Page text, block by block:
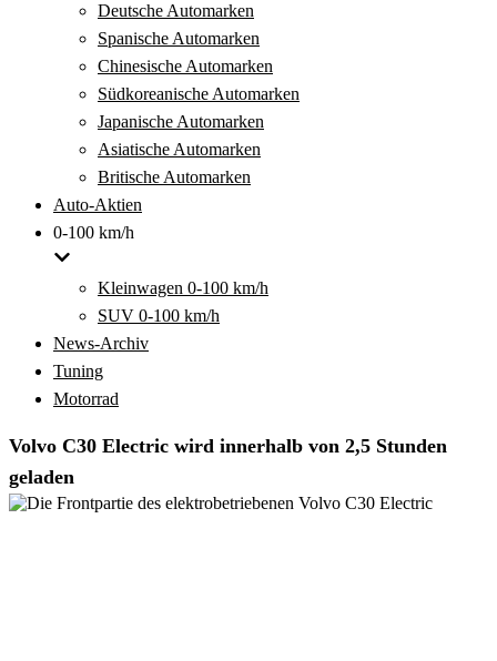
Deutsche Automarken
Spanische Automarken
Chinesische Automarken
Südkoreanische Automarken
Japanische Automarken
Asiatische Automarken
Britische Automarken
Auto-Aktien
0-100 km/h
Kleinwagen 0-100 km/h
SUV 0-100 km/h
News-Archiv
Tuning
Motorrad
Volvo C30 Electric wird innerhalb von 2,5 Stunden
geladen